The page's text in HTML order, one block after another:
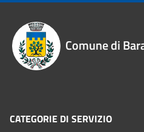
Comune di
CATEGORIE DI SERVIZIO